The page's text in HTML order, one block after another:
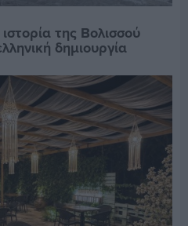
της Βολισσού
δημιουργία